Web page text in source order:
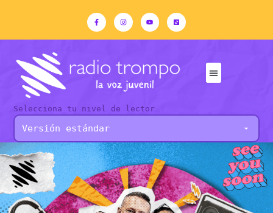
Selecciona tu nivel de lector